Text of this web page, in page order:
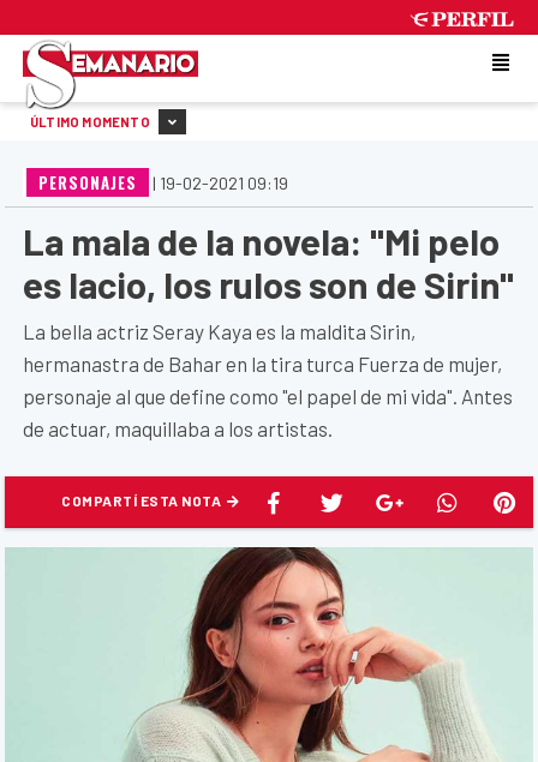
ÚLTIMO MOMENTO
PERSONAJES | 19-02-2021 09:19
La mala de la novela: "Mi pelo
es lacio, los rulos son de Sirin"
La bella actriz Seray Kaya es la maldita Sirin,
hermanastra de Bahar en la tira turca Fuerza de mujer,
personaje al que define como "el papel de mi vida". Antes
de actuar, maquillaba a los artistas.
COMPARTÍ ESTA NOTA